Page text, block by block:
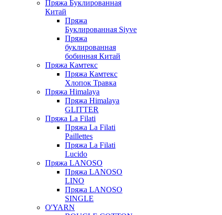
Пряжа Буклированная
Китай
Пряжа
Буклированная Siyve
Пряжа
буклированная
бобинная Китай
Пряжа Камтекс
Пряжа Камтекс
Хлопок Травка
Пряжа Himalaya
Пряжа Himalaya
GLITTER
Пряжа La Filati
Пряжа La Filati
Paillettes
Пряжа La Filati
Lucido
Пряжа LANOSO
Пряжа LANOSO
LINO
Пряжа LANOSO
SINGLE
O'YARN